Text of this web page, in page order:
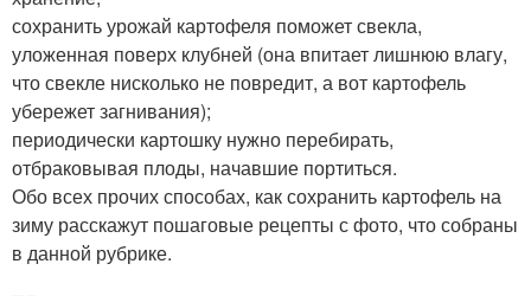
сохранить урожай картофеля поможет свекла,
уложенная поверх клубней (она впитает лишнюю влагу,
что свекле нисколько не повредит, а вот картофель
убережет загнивания);
периодически картошку нужно перебирать,
отбраковывая плоды, начавшие портиться.
Обо всех прочих способах, как сохранить картофель на
зиму расскажут пошаговые рецепты с фото, что собраны
в данной рубрике.